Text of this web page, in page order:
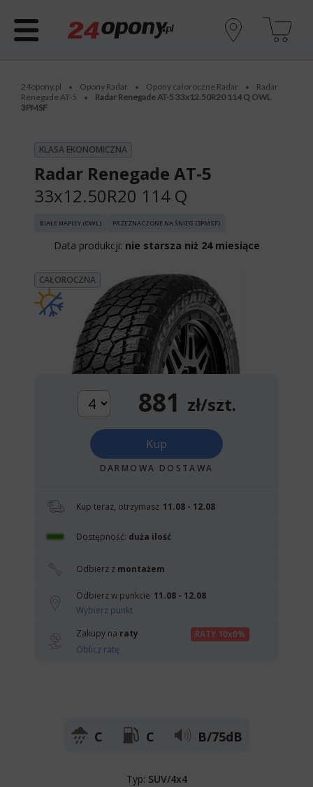
24opony.pl • Opony Radar • Opony całoroczne Radar •
Radar
Renegade AT-5
•
Radar Renegade AT-5 33x12.50R20 114 Q OWL
3PMSF
KLASA EKONOMICZNA
Radar Renegade AT-5
33x12.50R20 114 Q
BIAŁE NAPISY (OWL) PRZEZNACZONE NA ŚNIEG (3PMSF)
Data produkcji: nie starsza niż 24 miesiące
CAŁOROCZNA
881 zł/szt.
Kup
DARMOWA DOSTAWA
Kup teraz, otrzymasz 11.08 - 12.08
Dostępność: duża ilość
Odbierz z montażem
Odbierz w punkcie 11.08 - 12.08
Wybierz punkt
Zakupy na raty
RATY 10x0%
Oblicz ratę
C C B/75dB
Typ: SUV/4x4